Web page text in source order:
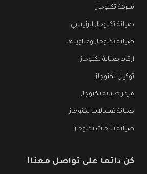
شركة تكنوجاز
صيانة تكنوجاز الرئيسي
صيانة تكنوجاز وعناوينها
ارقام صيانة تكنوجاز
توكيل تكنوجاز
مركز صيانة تكنوجاز
صيانة غسالات تكنوجاز
صيانة ثلاجات تكنوجاز
كن دائما على تواصل معنا!